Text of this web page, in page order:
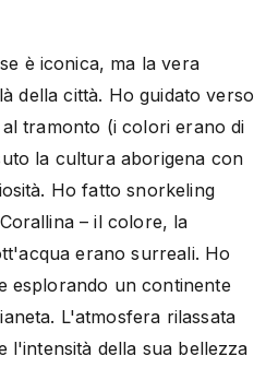
è iconica, ma la vera
della città. Ho guidato verso
tramonto (i colori erano di
la cultura aborigena con
Ho fatto snorkeling
– il colore, la
erano surreali. Ho
esplorando un continente
L'atmosfera rilassata
l'intensità della sua bellezza